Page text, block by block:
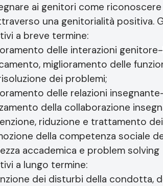
ai genitori come
una genitorialità positiva.
a breve termine:
delle interazioni
miglioramento delle
dei problemi;
delle relazioni
della collaborazione
riduzione e trattamento
della competenza sociale
accademica e problem solving
a lungo termine:
dei disturbi della condotta,